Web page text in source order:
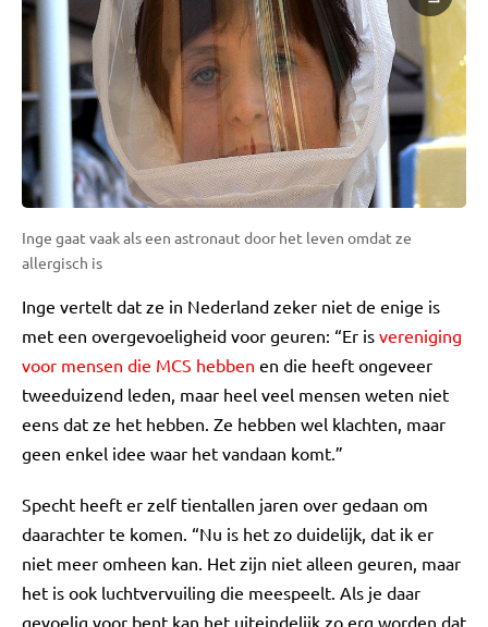
Inge gaat vaak als een astronaut door het leven omdat ze
allergisch is
Inge vertelt dat ze in Nederland zeker niet de enige is
met een overgevoeligheid voor geuren: “Er is vereniging
voor mensen die MCS hebben en die heeft ongeveer
tweeduizend leden, maar heel veel mensen weten niet
eens dat ze het hebben. Ze hebben wel klachten, maar
geen enkel idee waar het vandaan komt.”
Specht heeft er zelf tientallen jaren over gedaan om
daarachter te komen. “Nu is het zo duidelijk, dat ik er
niet meer omheen kan. Het zijn niet alleen geuren, maar
het is ook luchtvervuiling die meespeelt. Als je daar
gevoelig voor bent kan het uiteindelijk zo erg worden dat